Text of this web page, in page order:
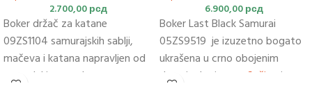
2.700,00рсд
Boker držač za katane
09ZS1104 samurajskih sablji,
mačeva i katana napravljen od
crnog lakiranog drveta
6.900,00рсд
Boker Last Black Samurai
05ZS9519 je izuzetno bogato
ukrašena u crno obojenim
drvenim koricama. Sečivo
je